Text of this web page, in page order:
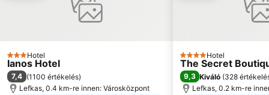
3 Kategória
Hotel
Ianos Hotel
7,4 (1100 értékelés)
Lefkas, 0.4 km-re innen: Városközpont
4 Kategória
Hotel
The Secret
9,3 Kiváló (328
Lefkas, 0.2 km-re